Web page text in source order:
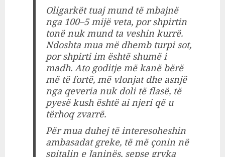
Oligarkët tuaj mund të mbajnë
nga 100–5 mijë veta, por shpirtin
tonë nuk mund ta veshin kurrë.
Ndoshta mua më dhemb turpi sot,
por shpirti im është shumë i
madh. Ato goditje më kanë bërë
më të fortë, më vlonjat dhe asnjë
nga qeveria nuk doli të flasë, të
pyesë kush është ai njeri që u
tërhoq zvarrë.
Për mua duhej të interesoheshin
ambasadat greke, të më çonin në
spitalin e Janinës, sepse gryka